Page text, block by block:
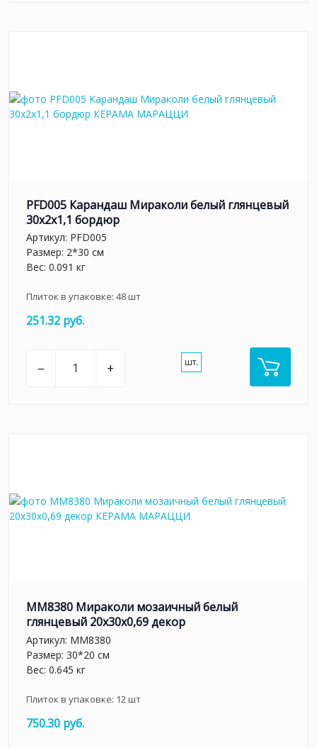
PFD005 Карандаш Мираколи белый глянцевый
30x2x1,1 бордюр
Артикул: PFD005
Размер: 2*30 см
Вес: 0.091 кг
Плиток в упаковке: 48шт
251.32 руб.
– + шт.
MM8380 Мираколи мозаичный белый
глянцевый 20x30x0,69 декор
Артикул: MM8380
Размер: 30*20 см
Вес: 0.645 кг
Плиток в упаковке: 12шт
750.30 руб.